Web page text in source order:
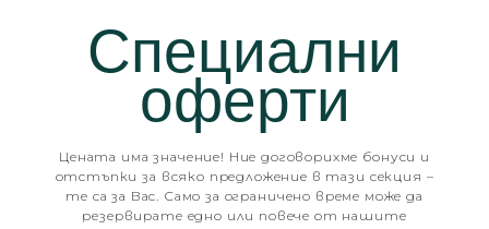
Специални
оферти
Цената има значение! Ние договорихме бонуси и
отстъпки за всяко предложение в тази секция –
те са за Вас. Само за ограничено време може да
резервирате едно или повече от нашите